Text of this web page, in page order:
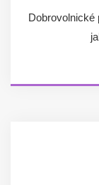
Dobrovolnické